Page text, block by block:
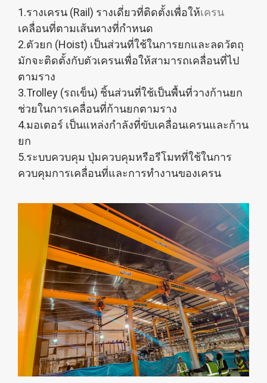
1.รางเครน (Rail) รางเดี่ยวที่ติดตั้งเพื่อให้เครน
เคลื่อนที่ตามเส้นทางที่กำหนด
2.ตัวยก (Hoist) เป็นส่วนที่ใช้ในการยกและลดวัตถุ
มักจะติดตั้งกับตัวเครนเพื่อให้สามารถเคลื่อนที่ไป
ตามราง
3.Trolley (รถเข็น) ชิ้นส่วนที่ใช้เป็นพื้นที่วางก้านยก
ช่วยในการเคลื่อนที่ก้านยกตามราง
4.มอเตอร์ เป็นแหล่งกำลังที่ขับเคลื่อนเครนและก้าน
ยก
5.ระบบควบคุม ปุ่มควบคุมหรือรีโมทที่ใช้ในการ
ควบคุมการเคลื่อนที่และการทำงานของเครน